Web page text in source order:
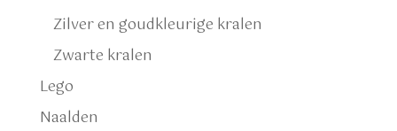
Zilver en goudkleurige kralen
Zwarte kralen
Lego
Naalden